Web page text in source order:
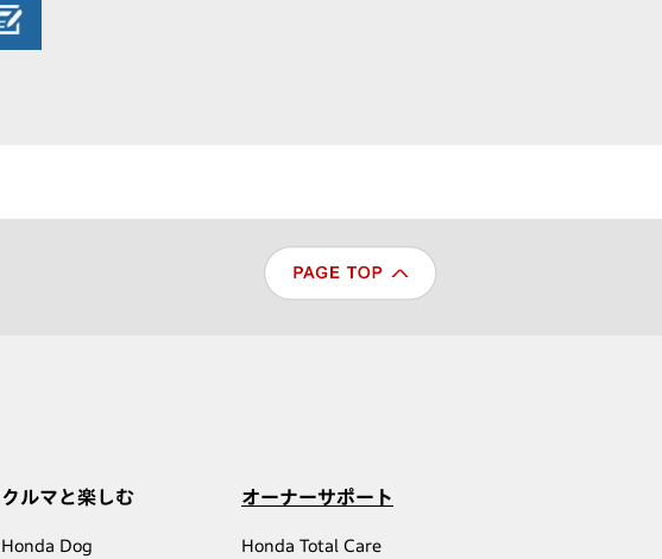
クルマと楽しむ
Honda Dog
オーナーサポート
Honda Total Care